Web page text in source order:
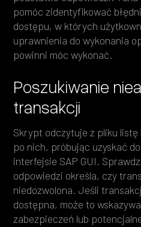
pomóc zidentyfikować
dostępu, w których
uprawnienia do wykonania
powinni móc wykonać.
Poszukiwanie
transakcji
Skrypt odczytuje z pliku
po nich, próbując uzyskać
interfejsie SAP GUI.
odpowiedzi określa, czy
niedozwolona. Jeśli
dostępna, może to
zabezpieczeń lub